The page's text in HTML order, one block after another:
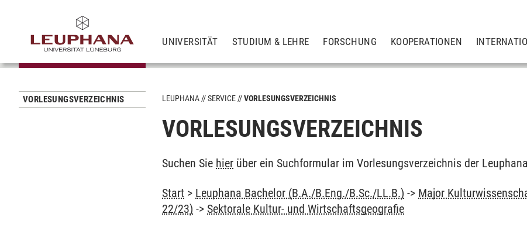
UNIVERSITÄT STUDIUM & LEHRE FORSCHUNG KOOPERATIONEN
VORLESUNGSVERZEICHNIS LEUPHANA SERVICE VORLESUNGSVERZEICHNIS
VORLESUNGSVERZEICHNIS
Suchen Sie hier über ein Suchformular im Vorlesungsverzeichnis der
Start > Leuphana Bachelor (B.A./B.Eng./B.Sc./LL.B.) -> Major
22/23) -> Sektorale Kultur- und Wirtschaftsgeografie